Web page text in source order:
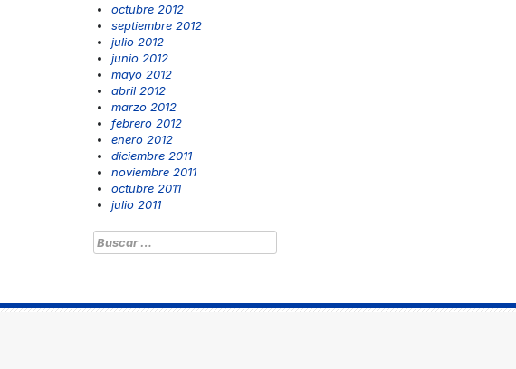
octubre 2012
septiembre 2012
julio 2012
junio 2012
mayo 2012
abril 2012
marzo 2012
febrero 2012
enero 2012
diciembre 2011
noviembre 2011
octubre 2011
julio 2011
Buscar: